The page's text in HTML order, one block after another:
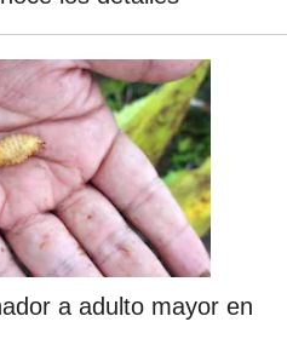
a adulto mayor en